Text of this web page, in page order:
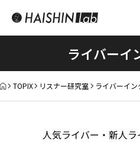
ライバーイ
TOPIX リスナー研究室 ライバーイ
人気ライバー・新人